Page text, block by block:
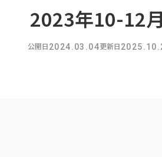
2023年10-12
公開日2024.03.04更新日